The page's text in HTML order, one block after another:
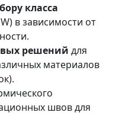
класса
в зависимости от
решений для
материалов
швов для